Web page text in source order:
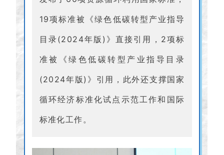
19项标准被《绿色低碳转型产业指导
目录(2024年版)》直接引用，2项标
准被《绿色低碳转型产业指导目录
(2024年版)》引用，此外还支撑国家
循环经济标准化试点示范工作和国际
标准化工作。